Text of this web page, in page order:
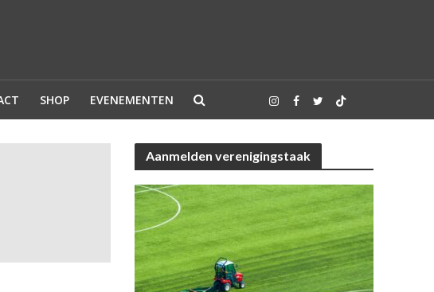
SHOP EVENEMENTEN
Aanmelden verenigingstaak